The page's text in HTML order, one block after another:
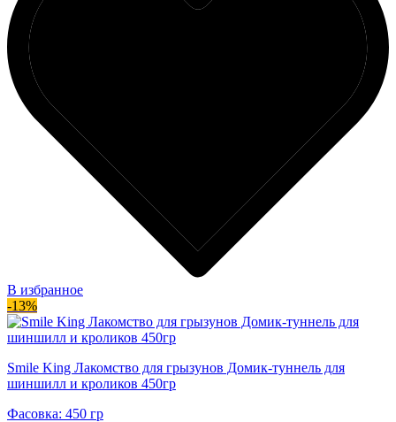
В избранное
-13%
Smile King Лакомство для грызунов Домик-туннель для
шиншилл и кроликов 450гр
Фасовка: 450 гр